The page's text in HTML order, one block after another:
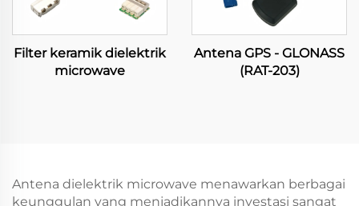
Filter keramik dielektrik
microwave
Antena GPS - GLONASS
(RAT-203)
Antena dielektrik microwave menawarkan berbagai
keunggulan yang menjadikannya investasi sangat